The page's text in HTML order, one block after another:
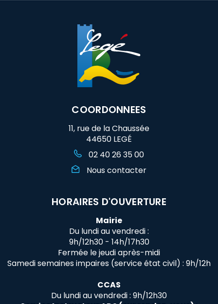
COORDONNEES
11, rue de la Chaussée
44650 LEGÉ
02 40 26 35 00
Nous contacter
HORAIRES D'OUVERTURE
Mairie
Du lundi au vendredi :
9h/12h30 - 14h/17h30
Fermée le jeudi après-midi
Samedi semaines impaires (service état civil) : 9h/12h
CCAS
Du lundi au vendredi : 9h/12h30